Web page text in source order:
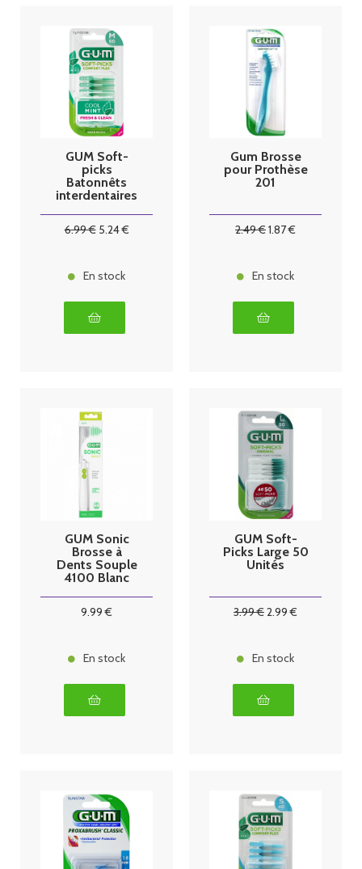
GUM Soft-
picks
Batonnêts
interdentaires
6.99€ 5.24€
En stock
Gum Brosse
pour Prothèse
201
2.49€1.87€
En stock
GUM Sonic
Brosse à
Dents Souple
4100 Blanc
9.99 €
En stock
GUM Soft-
Picks Large 50
Unités
3.99€2.99 €
En stock